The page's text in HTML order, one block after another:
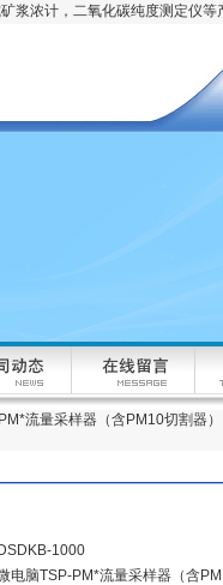
浓计，二氧化碳纯度测定仪等
流量采样器（含PM10切割器
DSDKB-1000
电脑TSP-PM*流量采样器（含